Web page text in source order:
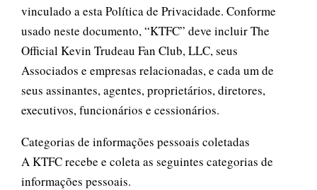
vinculado a esta Política de Privacidade. Conforme
usado neste documento, “KTFC” deve incluir The
Official Kevin Trudeau Fan Club, LLC, seus
Associados e empresas relacionadas, e cada um de
seus assinantes, agentes, proprietários, diretores,
executivos, funcionários e cessionários.
Categorias de informações pessoais coletadas
A KTFC recebe e coleta as seguintes categorias de
informações pessoais.